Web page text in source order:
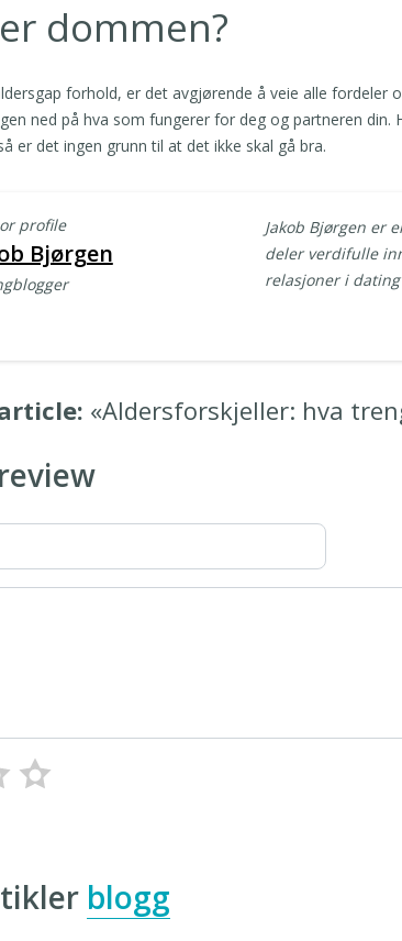
dommen?
forhold, er det avgjørende å veie alle fordeler
ned på hva som fungerer for deg og partneren
er det ingen grunn til at det ikke skal gå bra.
profile
Bjørgen
Jakob Bjørgen er
deler verdifulle
relasjoner i
«Aldersforskjeller: hva
blogg